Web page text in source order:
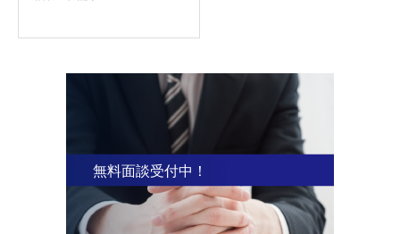
無料面談受付中！